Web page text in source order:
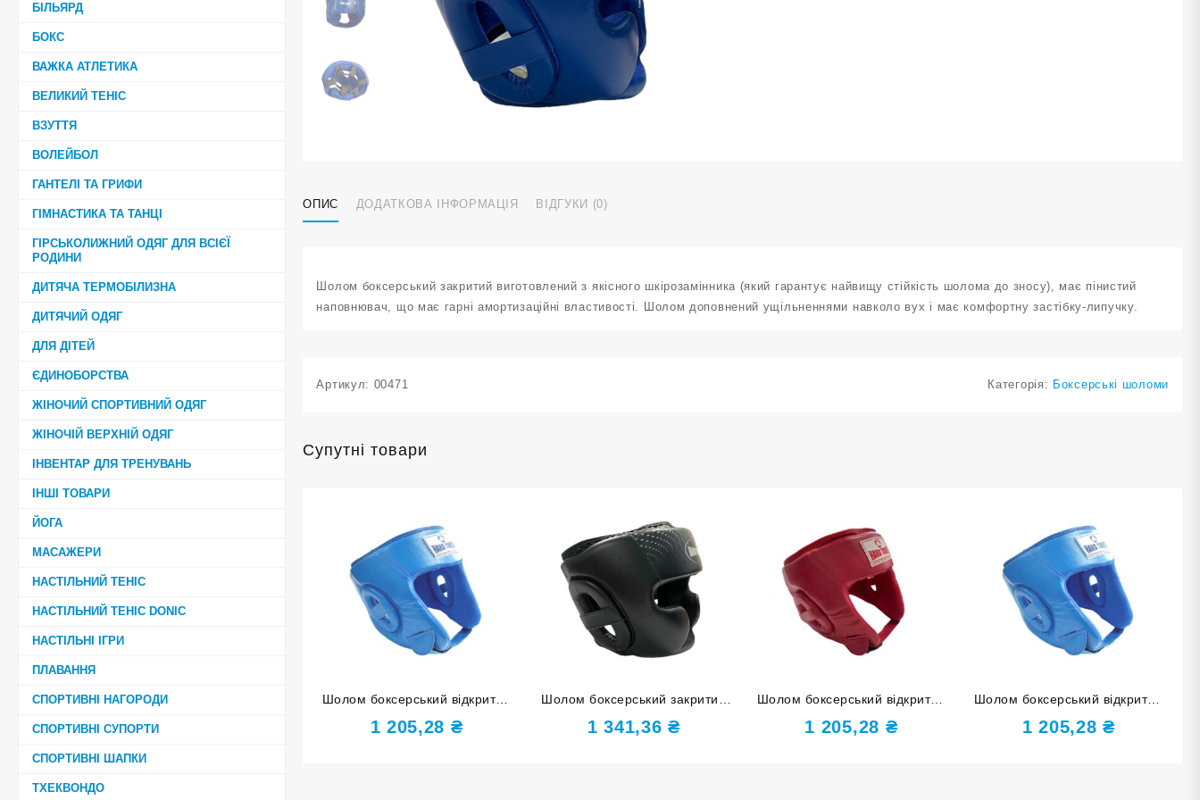
БІЛЬЯРД
БОКС
ВАЖКА АТЛЕТИКА
ВЕЛИКИЙ ТЕНІС
ВЗУТТЯ
ВОЛЕЙБОЛ
ГАНТЕЛІ ТА ГРИФИ
ГІМНАСТИКА ТА ТАНЦІ
ГІРСЬКОЛИЖНИЙ ОДЯГ ДЛЯ ВСІЄЇ
РОДИНИ
ДИТЯЧА ТЕРМОБІЛИЗНА
ДИТЯЧИЙ ОДЯГ
ДЛЯ ДІТЕЙ
ЄДИНОБОРСТВА
ЖІНОЧИЙ СПОРТИВНИЙ ОДЯГ
ЖІНОЧІЙ ВЕРХНІЙ ОДЯГ
ІНВЕНТАР ДЛЯ ТРЕНУВАНЬ
ІНШІ ТОВАРИ
ЙОГА
МАСАЖЕРИ
НАСТІЛЬНИЙ ТЕНІС
НАСТІЛЬНИЙ ТЕНІС DONIC
НАСТІЛЬНІ ІГРИ
ПЛАВАННЯ
СПОРТИВНІ НАГОРОДИ
СПОРТИВНІ СУПОРТИ
СПОРТИВНІ ШАПКИ
ТХЕКВОНДО
ОПИС ДОДАТКОВА ІНФОРМАЦІЯ ВІДГУКИ (0)
Шолом боксерський закритий виготовлений з якісного шкірозамінника (який гарантує найвищу стійкість шолома до зносу), має пінистий
наповнювач, що має гарні амортизаційні властивості. Шолом доповнений ущільненнями навколо вух і має комфортну застібку-липучку.
Артикул: 00471 Категорія: Боксерські шоломи
Супутні товари
Шолом боксерський відкритий
HARD TOUCH PU синій М
1 205,28 ₴
Шолом боксерський закритий
HARD TOUCH PU чорний XL
1 341,36₴
Шолом боксерський відкритий
HARD TOUCH PU червоний L
1 205,28 ₴
Шолом боксерський відкритий
HARD TOUCH PU синій S
1 205,28₴